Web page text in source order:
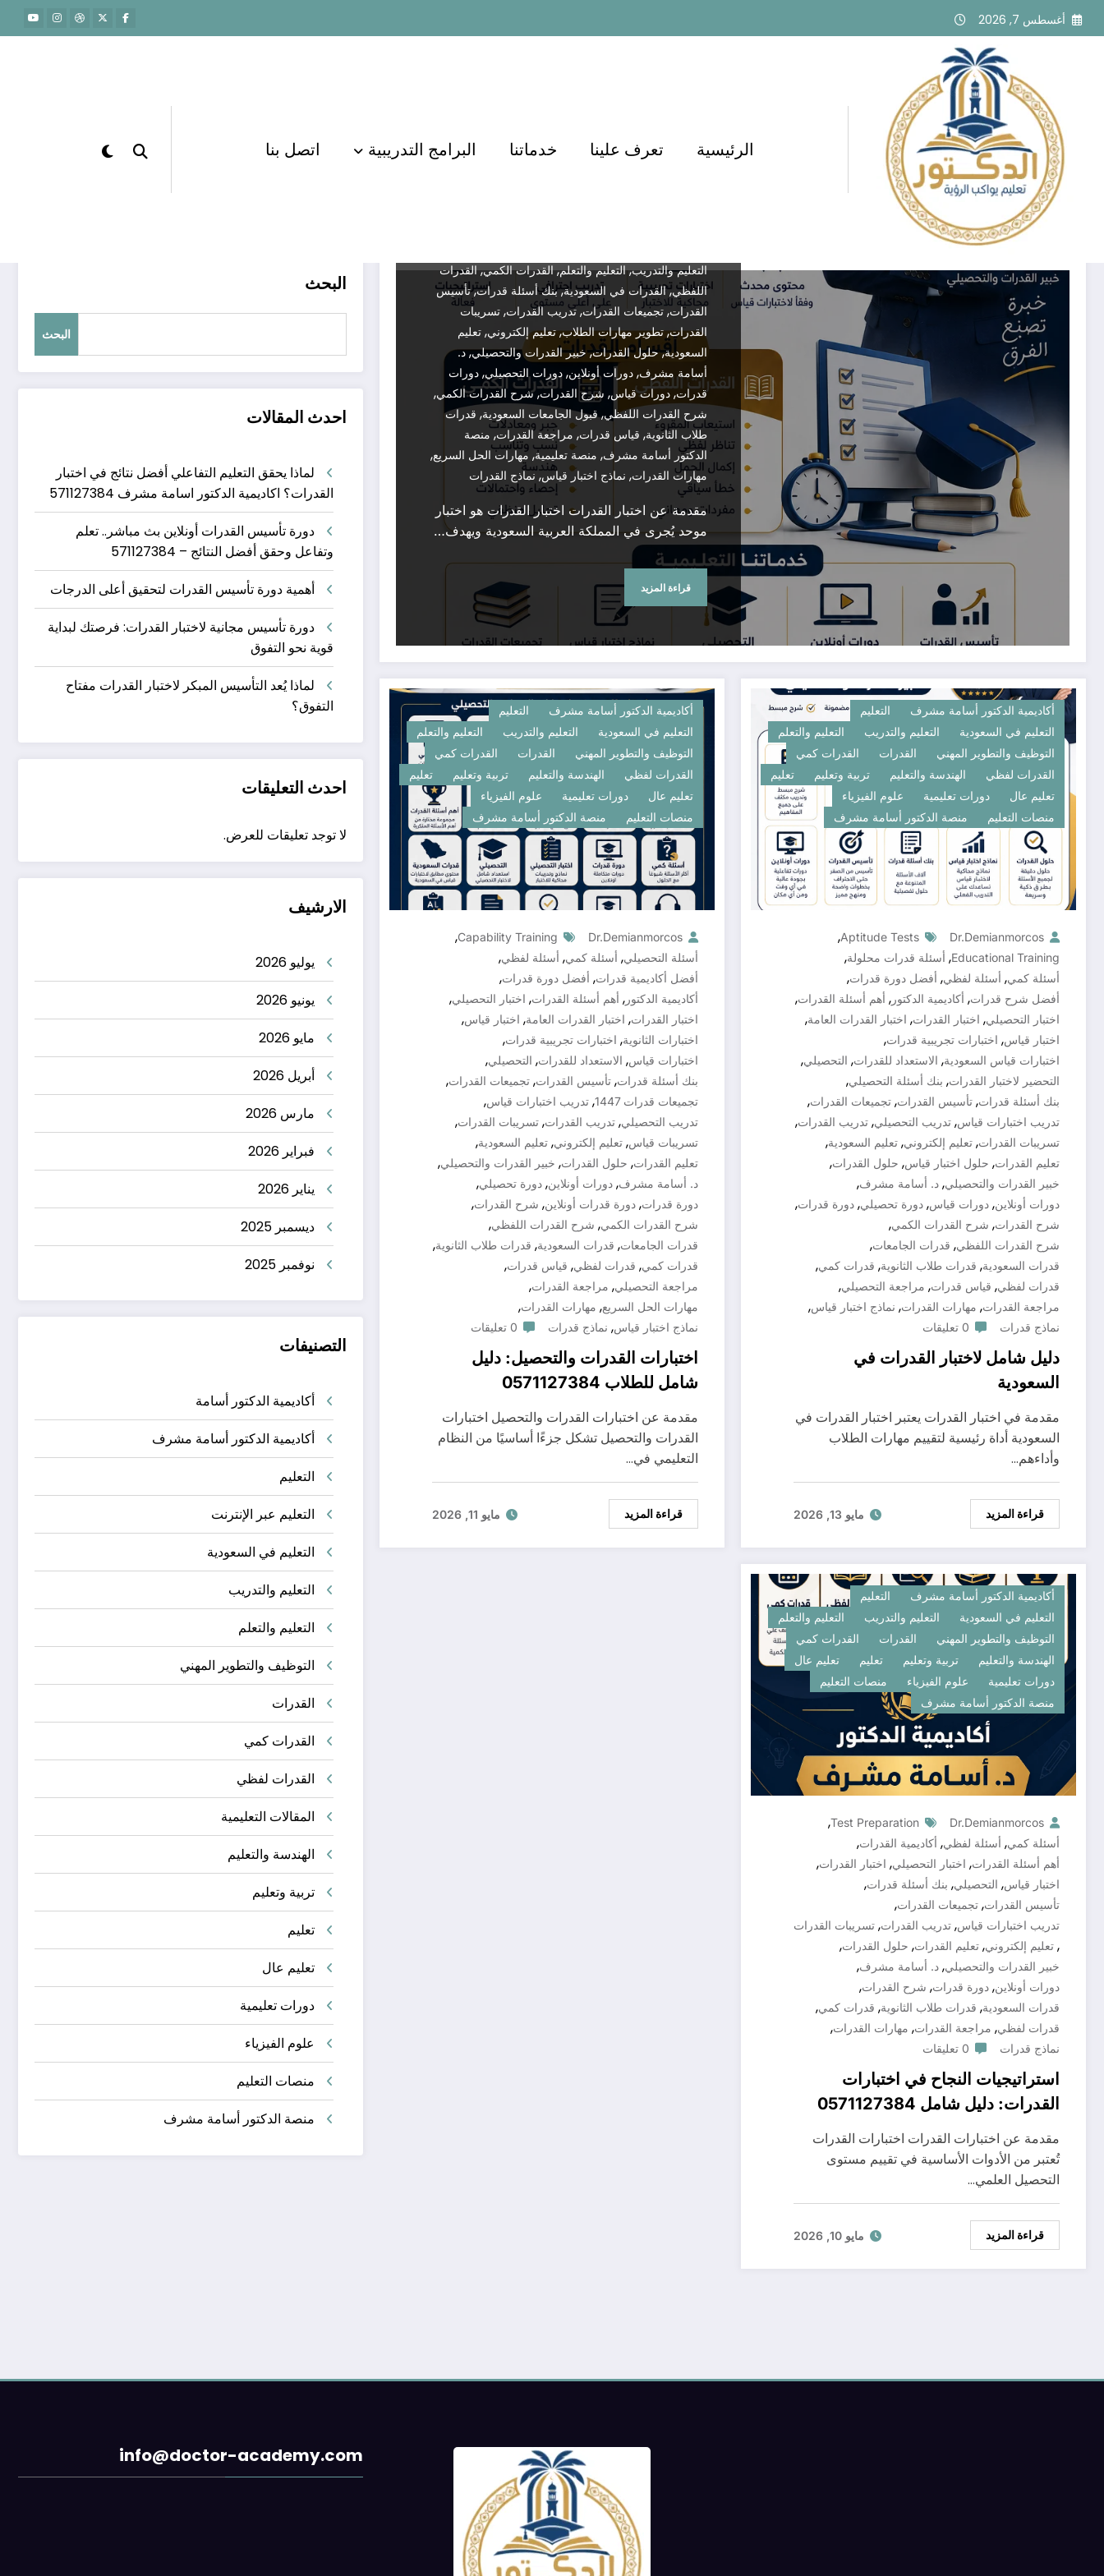
التجاوز
أغسطس 7, 2026
الرئيسية تعرف علينا خدماتنا البرامج التدريبية اتصل بنا
وسم: تعليم إلكتروني
أفضل طرق الاستعداد لاختبار
Preparation
,أسئلة كمي أسئلة لفظي,أفضل دورة
التعليم والتدريب,التعليم والتعلم,القدرات الكمي,القدرات
اللفظي,القدرات في السعودية,بنك أسئلة قدرات,تأسيس
القدرات,تجميعات القدرات,تدريب القدرات, تسريبات
القدرات,تطوير مهارات الطلاب,تعليم إلكتروني, تعليم
السعودية,حلول القدرات,خبير القدرات والتحصيلي,د.
أسامة مشرف, دورات أونلاين, دورات التحصيلي, دورات
قدرات,دورات قياس, شرح القدرات,شرح القدرات الكمي,
شرح القدرات اللفظي,قبول الجامعات السعودية, قدرات
طلاب الثانوية, قياس قدرات,مراجعة القدرات,منصة
الدكتور أسامة مشرف, منصة تعليمية, مهارات الحل السريع,
مهارات القدرات, نماذج اختبار قياس,نماذج القدرات
مقدمة عن اختبار القدرات اختبار القدرات هو اختبار
موحد يُجرى في المملكة العربية السعودية ويهدف…
قراءة المزيد
أكاديمية الدكتور أسامة مشرف
التعليم
التعليم في السعودية
التعليم والتدريب
التعليم والتعلم
التوظيف والتطوير المهني
القدرات
القدرات كمي
القدرات لفظي
الهندسة والتعليم تربية وتعليم
تعليم
تعليم عال
دورات تعليمية
علوم الفيزياء
منصات التعليم
منصة الدكتور أسامة مشرف
Dr.demianmorcos
Aptitude Tests
,
Educational Training
, أسئلة قدرات محلولة,
أسئلة كمي, أسئلة لفظي, أفضل دورة قدرات,
أفضل شرح قدرات, أكاديمية الدكتور , أهم أسئلة القدرات,
اختبار التحصيلي, اختبار القدرات, اختبار القدرات العامة,
اختبار قياس, اختبارات تجريبية قدرات,
اختبارات قياس السعودية, الاستعداد للقدرات, التحصيلي,
التحضير لاختبار القدرات, بنك أسئلة التحصيلي,
بنك أسئلة قدرات, تأسيس القدرات, تجميعات القدرات,
تدريب اختبارات قياس, تدريب التحصيلي, تدريب القدرات,
تسريبات القدرات, تعليم إلكتروني, تعليم السعودية,
تعليم القدرات, حلول اختبار قياس, حلول القدرات,
خبير القدرات والتحصيلي, د. أسامة مشرف,
دورات أونلاين, دورات قياس, دورة تحصيلي, دورة قدرات,
شرح القدرات, شرح القدرات الكمي,
شرح القدرات اللفظي, قدرات الجامعات,
قدرات السعودية, قدرات طلاب الثانوية, قدرات كمي,
قدرات لفظي, قياس قدرات, مراجعة التحصيلي,
مراجعة القدرات, مهارات القدرات, نماذج اختبار قياس,
نماذج قدرات 0 تعليقات
دليل شامل لاختبار القدرات في
السعودية
مقدمة في اختبار القدرات يعتبر اختبار القدرات في
السعودية أداة رئيسية لتقييم مهارات الطلاب
وأداءهم…
قراءة المزيد مايو 13, 2026
أكاديمية الدكتور أسامة مشرف
التعليم
التعليم في السعودية
التعليم والتدريب
التعليم والتعلم
التوظيف والتطوير المهني
القدرات
القدرات كمي
القدرات لفظي
الهندسة والتعليم تربية وتعليم
تعليم
تعليم عال
دورات تعليمية
علوم الفيزياء
منصات التعليم
منصة الدكتور أسامة مشرف
Dr.demianmorcos
Capability Training
,
أسئلة التحصيلي, أسئلة كمي, أسئلة لفظي,
أفضل أكاديمية قدرات, أفضل دورة قدرات,
أكاديمية الدكتور , أهم أسئلة القدرات, اختبار التحصيلي,
اختبار القدرات, اختبار القدرات العامة, اختبار قياس,
اختبارات الثانوية, اختبارات تجريبية قدرات,
اختبارات قياس, الاستعداد للقدرات, التحصيلي,
بنك أسئلة قدرات, تأسيس القدرات, تجميعات القدرات,
تجميعات قدرات 1447 , تدريب اختبارات قياس,
تدريب التحصيلي, تدريب القدرات, تسريبات القدرات,
تسريبات قياس, تعليم إلكتروني, تعليم السعودية,
تعليم القدرات, حلول القدرات, خبير القدرات والتحصيلي,
د. أسامة مشرف, دورات أونلاين, دورة تحصيلي,
دورة قدرات, دورة قدرات أونلاين, شرح القدرات,
شرح القدرات الكمي, شرح القدرات اللفظي,
قدرات الجامعات, قدرات السعودية, قدرات طلاب الثانوية,
قدرات كمي, قدرات لفظي, قياس قدرات,
مراجعة التحصيلي, مراجعة القدرات,
مهارات الحل السريع, مهارات القدرات,
نماذج اختبار قياس, نماذج قدرات 0 تعليقات
اختبارات القدرات والتحصيل: دليل
شامل للطلاب 0571127384
مقدمة عن اختبارات القدرات والتحصيل اختبارات
القدرات والتحصيل تشكل جزءًا أساسيًا من النظام
التعليمي في…
قراءة المزيد مايو 11, 2026
أكاديمية الدكتور أسامة مشرف
التعليم
التعليم في السعودية
التعليم والتدريب
التعليم والتعلم
التوظيف والتطوير المهني
القدرات
القدرات كمي
الهندسة والتعليم
تربية وتعليم تعليم
تعليم عال
دورات تعليمية
علوم الفيزياء
منصات التعليم
منصة الدكتور أسامة مشرف
Dr.demianmorcos
Test Preparation
,
أسئلة كمي, أسئلة لفظي, أكاديمية القدرات,
أهم أسئلة القدرات, اختبار التحصيلي, اختبار القدرات,
اختبار قياس, التحصيلي, بنك أسئلة قدرات,
تأسيس القدرات, تجميعات القدرات,
تدريب اختبارات قياس, تدريب القدرات, تسريبات القدرات
, تعليم إلكتروني, تعليم القدرات, حلول القدرات,
خبير القدرات والتحصيلي, د. أسامة مشرف,
دورات أونلاين, دورة قدرات, شرح القدرات,
قدرات السعودية, قدرات طلاب الثانوية, قدرات كمي,
قدرات لفظي, مراجعة القدرات, مهارات القدرات,
نماذج قدرات 0 تعليقات
استراتيجيات النجاح في اختبارات
القدرات: دليل شامل 0571127384
مقدمة عن اختبارات القدرات اختبارات القدرات
تُعتبر من الأدوات الأساسية في تقييم مستوى
التحصيل العلمي…
قراءة المزيد مايو 10, 2026
البحث
البحث
احدث المقالات
لماذا يحقق التعليم التفاعلي أفضل نتائج في اختبار
القدرات؟ اكاديمية الدكتور اسامة مشرف 571127384
دورة تأسيس القدرات أونلاين بث مباشر.. تعلم
وتفاعل وحقق أفضل النتائج – 571127384
أهمية دورة تأسيس القدرات لتحقيق أعلى الدرجات
دورة تأسيس مجانية لاختبار القدرات: فرصتك لبداية
قوية نحو التفوق
لماذا يُعد التأسيس المبكر لاختبار القدرات مفتاح
التفوق؟
احدث التعليقات
لا توجد تعليقات للعرض.
الارشيف
يوليو 2026
يونيو 2026
مايو 2026
أبريل 2026
مارس 2026
فبراير 2026
يناير 2026
ديسمبر 2025
نوفمبر 2025
التصنيفات
أكاديمية الدكتور أسامة
أكاديمية الدكتور أسامة مشرف
التعليم
التعليم عبر الإنترنت
التعليم في السعودية
التعليم والتدريب
التعليم والتعلم
التوظيف والتطوير المهني
القدرات
القدرات كمي
القدرات لفظي
المقالات التعليمية
الهندسة والتعليم
تربية وتعليم
تعليم
تعليم عال
دورات تعليمية
علوم الفيزياء
منصات التعليم
منصة الدكتور أسامة مشرف
info@doctor-academy.com